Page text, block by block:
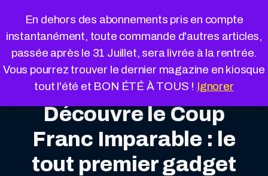
En dehors des abonnements pris en compte
instantanément, toute commande d'autres articles,
passée après le 31 Juillet, sera livrée à la rentrée.
Vous pourrez trouver le dernier magazine en kiosque
tout l'été et BON ÉTÉ À TOUS ! Ignorer
Découvre le Coup
Franc Imparable : le
tout premier gadget